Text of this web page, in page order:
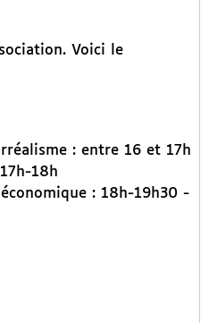
Voici le
: entre 16 et 17h
18h
: 18h-19h30 -